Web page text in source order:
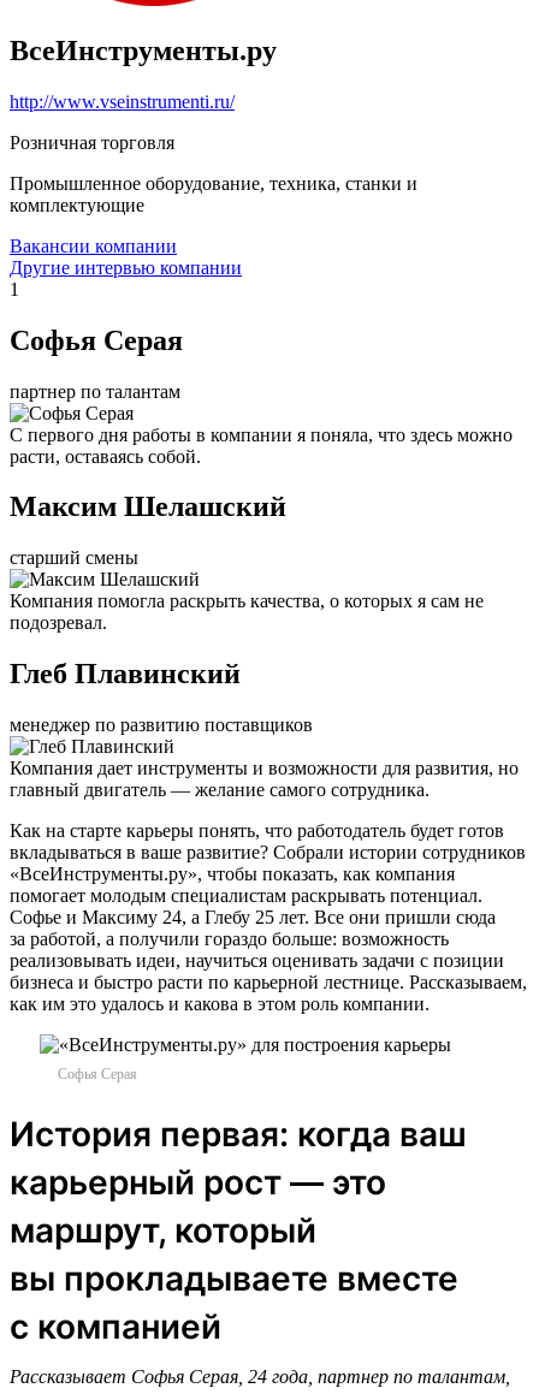
ВсеИнструменты.ру
http://www.vseinstrumenti.ru/
Розничная торговля
Промышленное оборудование, техника, станки и
комплектующие
Вакансии компании
Другие интервью компании
1
Софья Серая
партнер по талантам
С первого дня работы в компании я поняла, что здесь можно
расти, оставаясь собой.
Максим Шелашский
старший смены
Компания помогла раскрыть качества, о которых я сам не
подозревал.
Глеб Плавинский
менеджер по развитию поставщиков
Компания дает инструменты и возможности для развития, но
главный двигатель — желание самого сотрудника.
Как на старте карьеры понять, что работодатель будет готов
вкладываться в ваше развитие? Собрали истории сотрудников
«ВсеИнструменты.ру», чтобы показать, как компания
помогает молодым специалистам раскрывать потенциал.
Софье и Максиму 24, а Глебу 25 лет. Все они пришли сюда
за работой, а получили гораздо больше: возможность
реализовывать идеи, научиться оценивать задачи с позиции
бизнеса и быстро расти по карьерной лестнице. Рассказываем,
как им это удалось и какова в этом роль компании.
Софья Серая
История первая: когда ваш
карьерный рост — это
маршрут, который
вы прокладываете вместе
с компанией
Рассказывает Софья Серая, 24 года, партнер по талантам,